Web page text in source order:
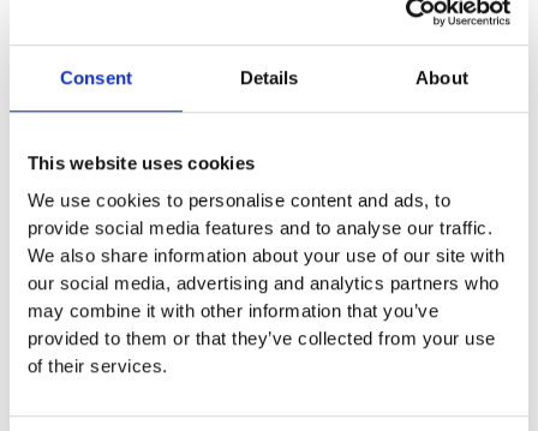
Consent Details About
This website uses cookies
We use cookies to personalise content and ads, to
provide social media features and to analyse our traffic.
We also share information about your use of our site with
our social media, advertising and analytics partners who
may combine it with other information that you’ve
provided to them or that they’ve collected from your use
of their services.
med trampoliner blir ett
mycket plats och de fälls ner i
marken så de kan med fördel
monteras mellan
lekplatsutrustning där det finns